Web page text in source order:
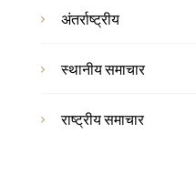
अंतर्राष्ट्रीय
स्थानीय समाचार
राष्ट्रीय समाचार